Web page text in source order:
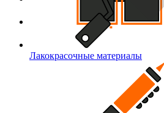
Лакокрасочные материалы